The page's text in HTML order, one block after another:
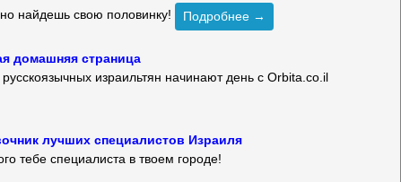
найдешь свою половинку!
Подробнее →
домашняя страница
израильтян начинают день с Orbita.co.il
лучших специалистов Израиля
тебе специалиста в твоем городе!